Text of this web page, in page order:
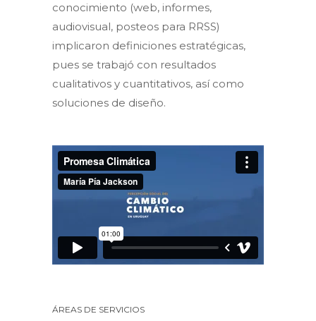
conocimiento (web, informes,
audiovisual, posteos para RRSS)
implicaron definiciones estratégicas,
pues se trabajó con resultados
cualitativos y cuantitativos, así como
soluciones de diseño.